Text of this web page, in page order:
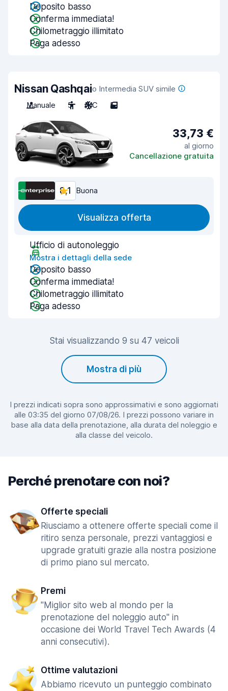
Deposito basso
Conferma immediata!
Chilometraggio illimitato
Paga adesso
Nissan Qashqaio Intermedia SUV simile
Manuale
5 A/C 5
33,73 €
al giorno
Cancellazione gratuita
8,1 Buona
Visualizza offerta
Ufficio di autonoleggio
Mostra i dettagli della sede
Deposito basso
Conferma immediata!
Chilometraggio illimitato
Paga adesso
Stai visualizzando 9 su 47 veicoli
Mostra di più
I prezzi indicati sopra sono approssimativi e sono aggiornati
alle 03:35 del giorno 07/08/26. I prezzi possono variare in
base alla data della prenotazione, alla durata del noleggio e
alla classe del veicolo.
Perché prenotare con noi?
Offerte speciali
Riusciamo a ottenere offerte speciali come il
ritiro senza personale, prezzi vantaggiosi e
upgrade gratuiti grazie alla nostra posizione
di primo piano sul mercato.
Premi
"Miglior sito web al mondo per la
prenotazione del noleggio auto" in
occasione dei World Travel Tech Awards (4
anni consecutivi).
Ottime valutazioni
Abbiamo ricevuto un punteggio combinato